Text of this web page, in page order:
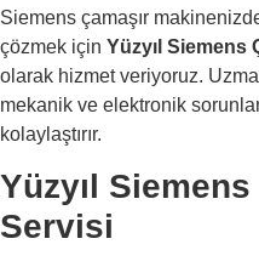
Siemens çamaşır
çözmek için Yüzyıl Siemens
olarak hizmet veriyoruz.
mekanik ve elektronik
kolaylaştırır.
Yüzyıl
Servisi